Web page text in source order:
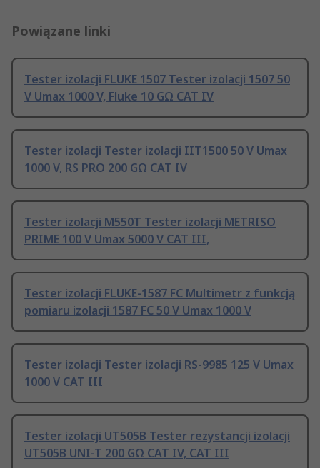
Powiązane linki
Tester izolacji FLUKE 1507 Tester izolacji 1507 50
V Umax 1000 V, Fluke 10 GΩ CAT IV
Tester izolacji Tester izolacji IIT1500 50 V Umax
1000 V, RS PRO 200 GΩ CAT IV
Tester izolacji M550T Tester izolacji METRISO
PRIME 100 V Umax 5000 V CAT III,
Tester izolacji FLUKE-1587 FC Multimetr z funkcją
pomiaru izolacji 1587 FC 50 V Umax 1000 V
Tester izolacji Tester izolacji RS-9985 125 V Umax
1000 V CAT III
Tester izolacji UT505B Tester rezystancji izolacji
UT505B UNI-T 200 GΩ CAT IV, CAT III